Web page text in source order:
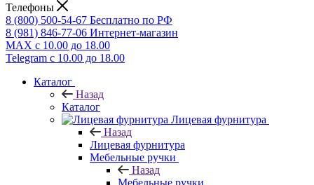
Телефоны
8 (800) 500-54-67 Бесплатно по РФ
8 (981) 846-77-06 Интернет-магазин
MAX с 10.00 до 18.00
Telegram с 10.00 до 18.00
Каталог
Назад
Каталог
Лицевая фурнитура
Назад
Лицевая фурнитура
Мебельные ручки
Назад
Мебельные ручки